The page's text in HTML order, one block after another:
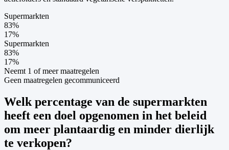
Supermarkten
83%
17%
Supermarkten
83%
17%
Neemt 1 of meer maatregelen
Geen maatregelen gecommuniceerd
Welk percentage van de supermarkten
heeft een doel opgenomen in het beleid
om meer plantaardig en minder dierlijk
te verkopen?